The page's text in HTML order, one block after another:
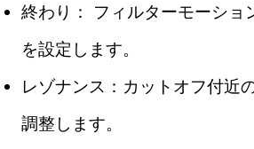
終わり： フィルターモーショ
を設定します。
レゾナンス：カットオフ付近
調整します。